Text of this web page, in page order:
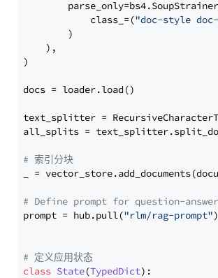
            class_=(
"doc-style
        )
    ),
)
docs = loader.load()
text_splitter =
all_splits =
# 索引分块
_ =
# Define prompt for question-
prompt = hub.pull("rlm/rag-prompt")
# 定义应用状态
class State(TypedDict):